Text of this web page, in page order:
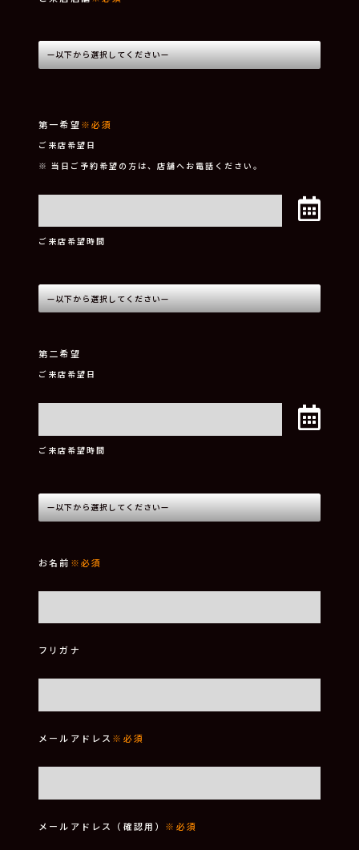
第一希望※必須
ご来店希望日
※ 当日ご予約希望の方は、店舗へお電話ください。
ご来店希望時間
第二希望
ご来店希望日
ご来店希望時間
お名前 ※必須
フリガナ
メールアドレス ※必須
メールアドレス（確認用） ※必須